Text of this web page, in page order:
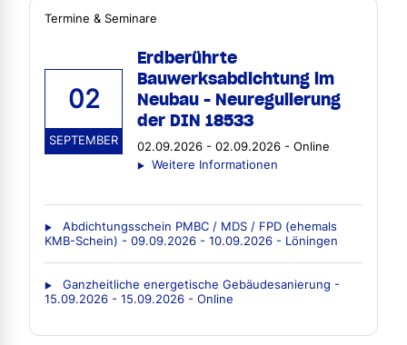
Termine & Seminare
02
SEPTEMBER
Erdberührte
Bauwerksabdichtung im
Neubau - Neuregulierung
der DIN 18533
02.09.2026 - 02.09.2026 - Online
Weitere Informationen
Abdichtungsschein PMBC / MDS / FPD (ehemals
KMB-Schein) - 09.09.2026 - 10.09.2026 - Löningen
Ganzheitliche energetische Gebäudesanierung -
15.09.2026 - 15.09.2026 - Online